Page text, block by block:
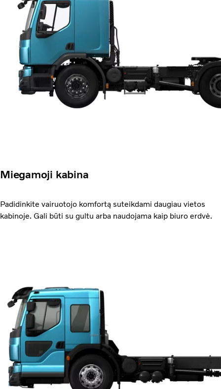
Miegamoji kabina
Padidinkite vairuotojo komfortą suteikdami daugiau vietos
kabinoje. Gali būti su gultu arba naudojama kaip biuro erdvė.